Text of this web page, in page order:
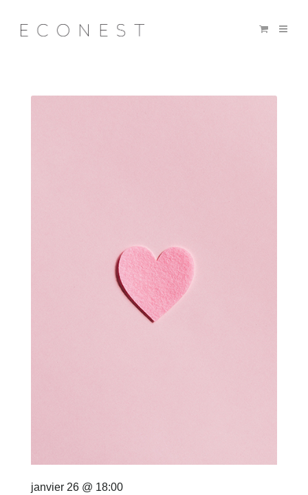
janvier 26 @ 18:00